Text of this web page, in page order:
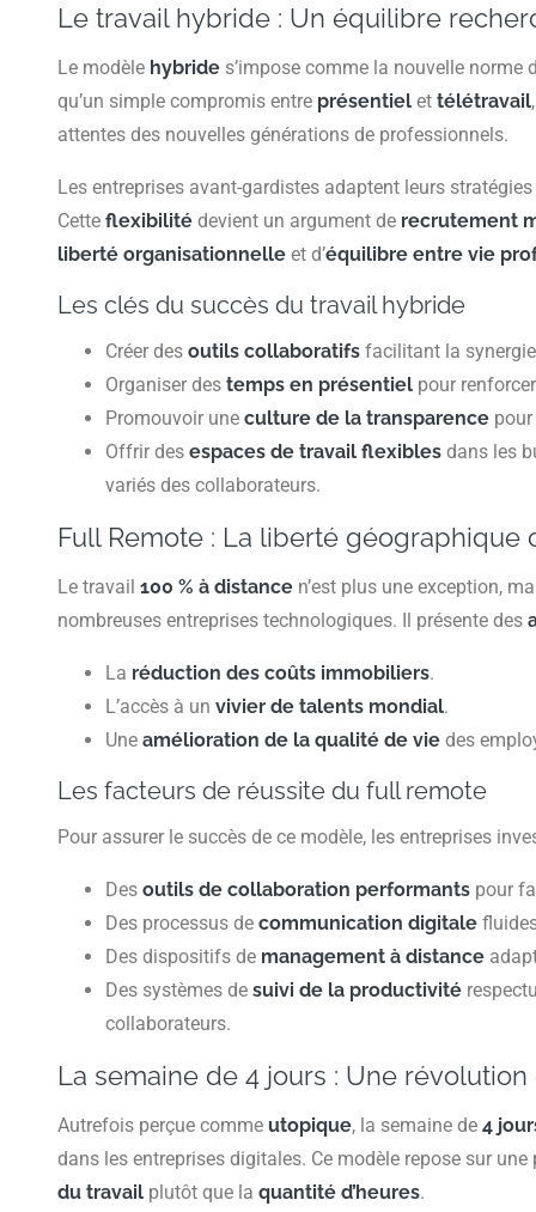
Le travail hybride : Un équilibre
Le modèle hybride s’impose comme la nouvelle norme
qu’un simple compromis entre présentiel ettélétravail
attentes des nouvelles générations de professionnels.
Les entreprises avant-gardistes adaptent leurs
Cetteflexibilité devient un argument de recrutement
liberté organisationnelle et d’équilibre entre vie
Les clés du succès du travail hybride
Créer desoutils collaboratifs facilitant la
Organiser destemps en présentiel pour
Promouvoir uneculture de la transparence
Offrir desespaces de travail flexibles dans les
variés des collaborateurs.
Full Remote : La liberté
Le travail100 % à distance n’est plus une exception,
nombreuses entreprises technologiques. Il présente des
La réduction des coûts immobiliers.
L’accès à unvivier de talents mondial.
Uneamélioration de la qualité de vie des
Les facteurs de réussite du full remote
Pour assurer le succès de ce modèle, les entreprises
Desoutils de collaboration performants pour
Des processus decommunication digitale
Des dispositifs de management à distance
Des systèmes desuivi de la productivité
collaborateurs.
La semaine de 4 jours : Une
Autrefois perçue comme utopique, la semaine de4
dans les entreprises digitales. Ce modèle repose sur
du travail plutôt que laquantité d’heures.